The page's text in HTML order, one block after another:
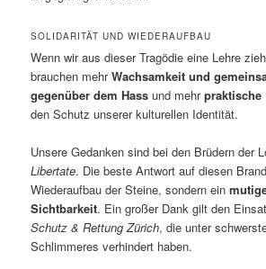
SOLIDARITÄT UND WIEDERAUFBAU
Wenn wir aus dieser Tragödie eine Lehre
brauchen mehrWachsamkeit und
gegenüber dem Hass und mehrpraktische
den Schutz unserer kulturellen Identität.
Unsere Gedanken sind bei den Brüdern der
Libertate. Die beste Antwort auf diesen
Wiederaufbau der Steine, sondern ein
Sichtbarkeit. Ein großer Dank gilt den
Schutz & Rettung Zürich, die unter
Schlimmeres verhindert haben.